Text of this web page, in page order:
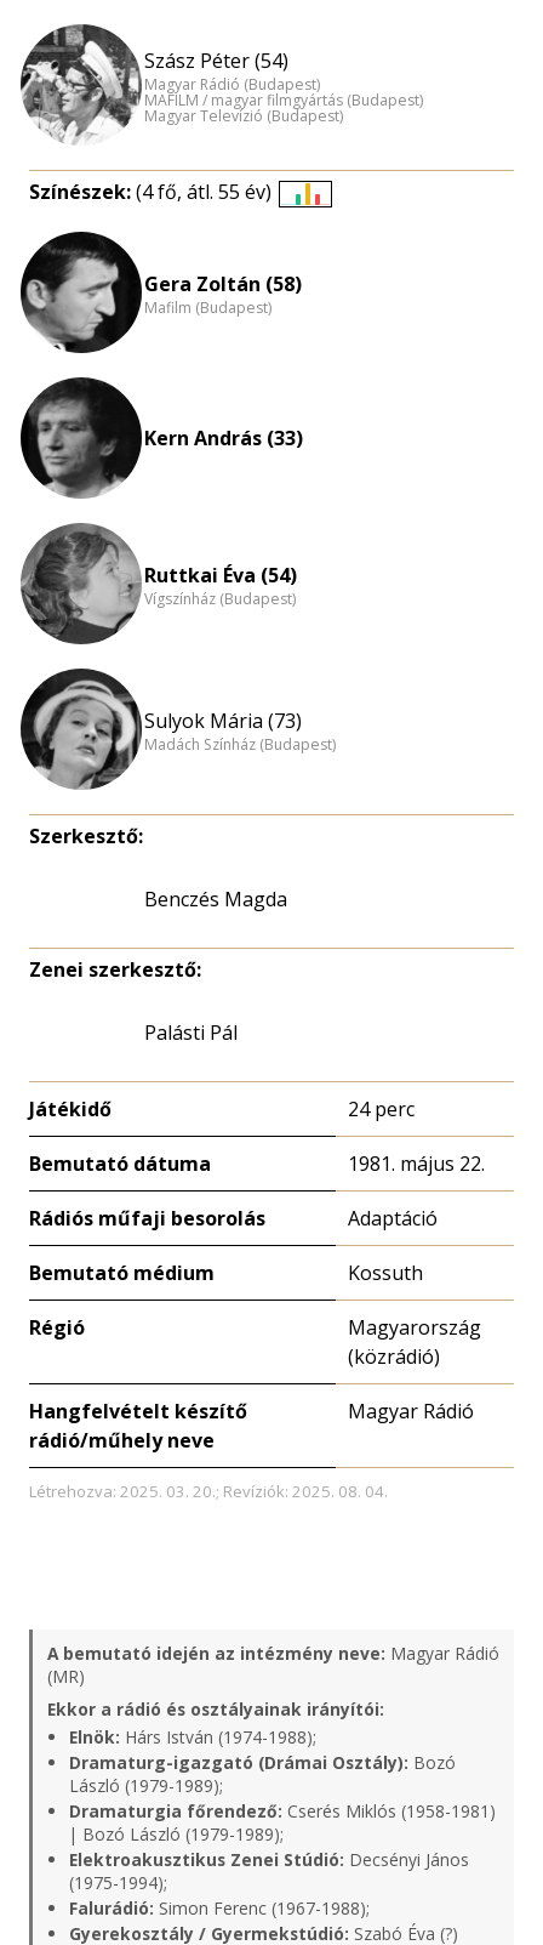
Szász Péter (54)
Magyar Rádió (Budapest)
MAFILM / magyar filmgyártás (Budapest)
Magyar Televízió (Budapest)
Színészek:(4 fő, átl. 55 év)
Gera Zoltán (58)
Mafilm (Budapest)
Kern András (33)
Ruttkai Éva (54)
Vígszínház (Budapest)
Sulyok Mária (73)
Madách Színház (Budapest)
Szerkesztő:
Benczés Magda
Zenei szerkesztő:
Palásti Pál
Játékidő 24 perc
Bemutató dátuma 1981. május 22.
Rádiós műfaji besorolás Adaptáció
Bemutató médium Kossuth
Régió
Magyarország
(közrádió)
Hangfelvételt készítő
rádió/műhely neve
Magyar Rádió
Létrehozva: 2025. 03. 20.; Revíziók: 2025. 08. 04.
A bemutató idején az intézmény neve: Magyar Rádió
(MR)
Ekkor a rádió és osztályainak irányítói:
Elnök: Hárs István (1974-1988);
Dramaturg-igazgató (Drámai Osztály): Bozó
László (1979-1989);
Dramaturgia főrendező: Cserés Miklós (1958-1981)
| Bozó László (1979-1989);
Elektroakusztikus Zenei Stúdió: Decsényi János
(1975-1994);
Falurádió: Simon Ferenc (1967-1988);
Gyerekosztály / Gyermekstúdió: Szabó Éva (?)